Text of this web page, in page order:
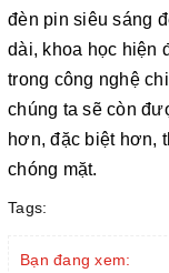
đèn pin siêu sáng
dài, khoa học hiện
trong công nghệ
chúng ta sẽ còn
hơn, đặc biệt hơn,
chóng mặt.
Tags:
Bạn đang xem: